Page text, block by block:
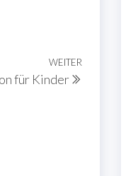
Nächster
WEITER
für Kinder